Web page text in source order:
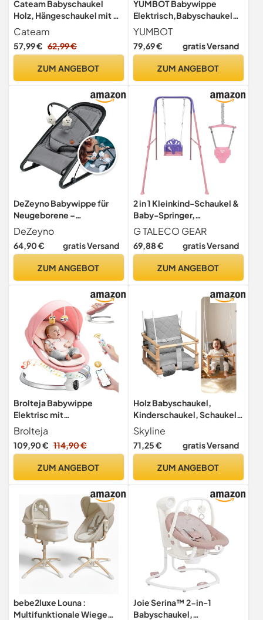
Cateam Babyschaukel
Holz, Hängeschaukel mit 5-
Punkt-Sicherheitsgurt,
Indoor Outdoor,
Kinderschaukel ab 12
Cateam
57,99 € 62,99 €
ZUM ANGEBOT
YUMBOT Babywippe
Elektrisch,Babyschaukel
Elektrisch mit Musik,5
Wippgeschwindigkeiten,Bl
uetooth-
-Punkt-Gurt,Stabile Basis
YUMBOT
79,69 € gratis Versand
ZUM ANGEBOT
DeZeyno Babywippe für
Neugeborene –
Spielebogen
höhenverstellbar bis
24monate, sanfte
ergonomisch & weich
DeZeyno
64,90 € gratis Versand
ZUM ANGEBOT
2 in 1 Kleinkind-Schaukel &
Baby-Springer,
Babyschaukel Outdoor mit
Gestell, Babyschaukel für
drinnen und draußen, Baby
sicheres und langlebiges
G TALECO GEAR
69,88 € gratis Versand
ZUM ANGEBOT
Brolteja Babywippe
Elektrisc mit
Fernbedienung &
Bluetooth,Elektrische
Babywippe mit 5
Elektrische
Gurt,10
Melodien,nsektennetz,mit
2 Spielzeugen
Brolteja
109,90 € 114,90 €
ZUM ANGEBOT
Holz Babyschaukel,
Kinderschaukel, Schaukel
für Kinder Schaukel 3 in 1 +
SICHERHEITSGURT,
Kleinkindschaukel, Baby
Kinder Holz Indoor Outdoor
Skyline
71,25 € gratis Versand
ZUM ANGEBOT
bebe2luxe Louna :
Multifunktionale Wiege
Joie Serina™ 2-in-1
Babyschaukel,